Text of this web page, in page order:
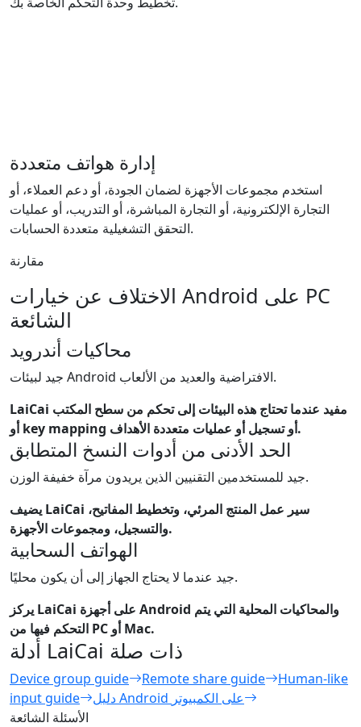
إدارة هواتف متعددة
استخدم مجموعات الأجهزة لضمان الجودة، أو دعم العملاء، أو
التجارة الإلكترونية، أو التجارة المباشرة، أو التدريب، أو عمليات
التحقق التشغيلية متعددة الحسابات.
مقارنة
الاختلاف عن خيارات Android على PC
الشائعة
محاكيات أندرويد
جيد لبيئات Android الافتراضية والعديد من الألعاب.
LaiCai مفيد عندما تحتاج هذه البيئات إلى تحكم من سطح المكتب
أو key mapping أو تسجيل أو عمليات متعددة الأهداف.
الحد الأدنى من أدوات النسخ المتطابق
جيد للمستخدمين التقنيين الذين يريدون مرآة خفيفة الوزن.
يضيف LaiCai سير عمل المنتج المرئي، وتخطيط المفاتيح،
والتسجيل، ومجموعات الأجهزة.
الهواتف السحابية
جيد عندما لا يحتاج الجهاز إلى أن يكون محليًا.
يركز LaiCai على أجهزة Android والمحاكيات المحلية التي يتم
التحكم فيها من PC أو Mac.
أدلة LaiCai ذات صلة
Device group guide Remote share guide
Human-like
input guide
دليل Android على الكمبيوتر
الأسئلة الشائعة